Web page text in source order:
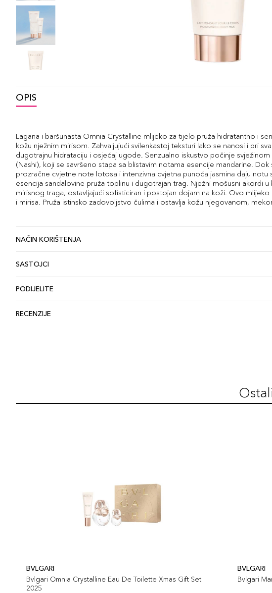
OPIS
Lagana i baršunasta Omnia Crystalline mlijeko za tijelo pruža hidratantno i
kožu nježnim mirisom. Zahvaljujući svilenkastoj teksturi lako se nanosi i pri
dugotrajnu hidrataciju i osjećaj ugode. Senzualno iskustvo počinje svježinom
(Nashi), koji se savršeno stapa sa blistavim notama esencije mandarine.
prozračne cvjetne note lotosa i intenzivna cvjetna punoća jasmina daju notu
esencija sandalovine pruža toplinu i dugotrajan trag. Nježni mošusni akordi
mirisnog traga, ostavljajući sofisticiran i postojan dojam na koži. Ovo
i mirisa. Pruža istinsko zadovoljstvo čulima i ostavlja kožu njegovanom,
NAČIN KORIŠTENJA
SASTOJCI
PODIJELITE
RECENZIJE
BVLGARI
Bvlgari Omnia Crystalline Eau De Toilette Xmas Gift Set
2025
BVLGARI
Bvlgari